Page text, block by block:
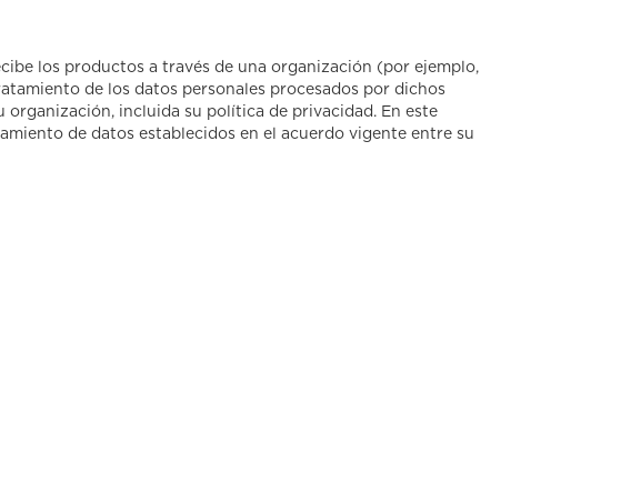
los productos a través de una organización (por ejemplo,
de los datos personales procesados ​​por dichos
incluida su política de privacidad. En este
de datos establecidos en el acuerdo vigente entre su